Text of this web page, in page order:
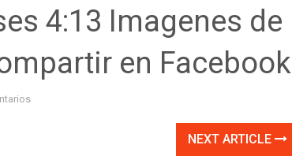
4:13 Imagenes de
en Facebook
NEXT ARTICLE